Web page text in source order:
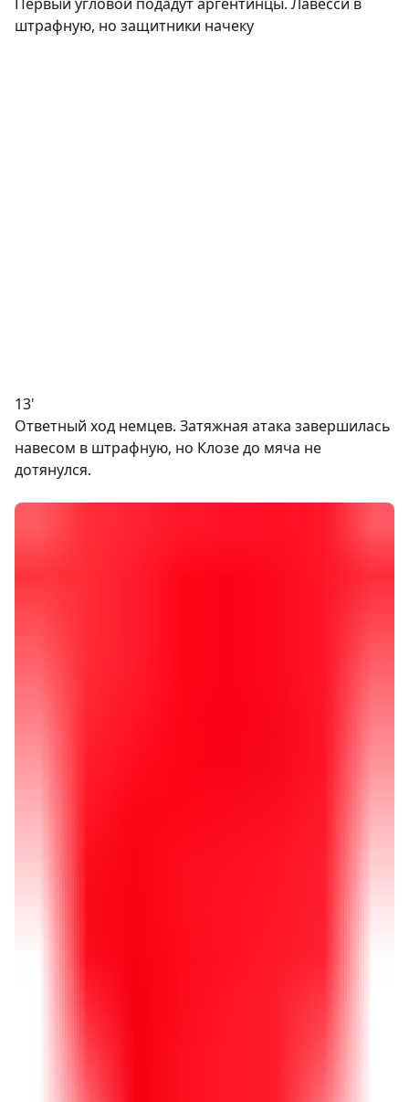
штрафную, но защитники начеку
13'
Ответный ход немцев. Затяжная атака завершилась
навесом в штрафную, но Клозе до мяча не
дотянулся.